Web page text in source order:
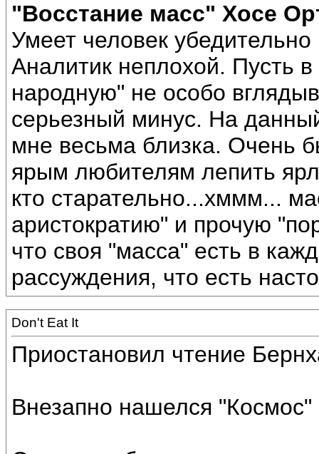
"Восстание масс" Хосе
Умеет человек убедительно
Аналитик неплохой. Пусть
народную" не особо
серьезный минус. На
мне весьма близка. Очень
ярым любителям лепить
кто старательно...хммм...
аристократию" и прочую
что своя "масса" есть в
рассуждения, что есть
Don't Eat It
Приостановил чтение
Внезапно нашелся